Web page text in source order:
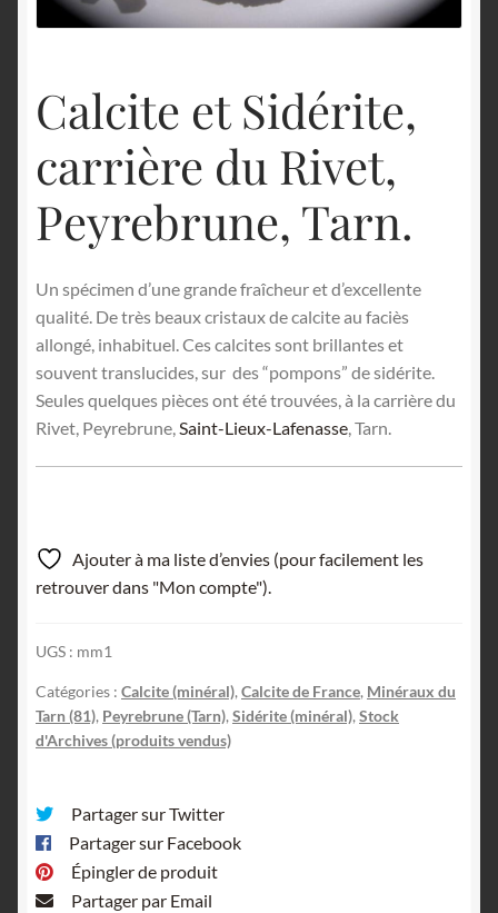
Calcite et Sidérite,
carrière du Rivet,
Peyrebrune, Tarn.
Un spécimen d’une grande fraîcheur et d’excellente
qualité. De très beaux cristaux de calcite au faciès
allongé, inhabituel. Ces calcites sont brillantes et
souvent translucides, sur des “pompons” de sidérite.
Seules quelques pièces ont été trouvées, à la carrière du
Rivet, Peyrebrune, Saint-Lieux-Lafenasse , Tarn.
Ajouter à ma liste d’envies (pour facilement les
retrouver dans "Mon compte").
UGS : mm1
Catégories : Calcite (minéral), Calcite de France, Minéraux du
Tarn (81), Peyrebrune (Tarn), Sidérite (minéral), Stock
d'Archives (produits vendus)
Partager sur Twitter
Partager sur Facebook
Épingler de produit
Partager par Email